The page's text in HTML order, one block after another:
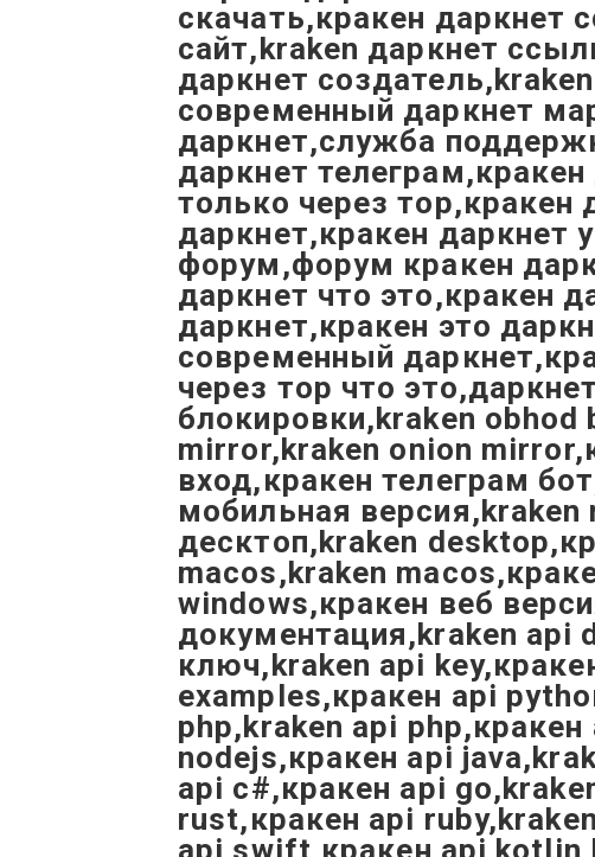
скачать,кракен даркнет
сайт,kraken даркнет
даркнет
современный даркнет
даркнет,служба
даркнет
только через тор,кракен
даркнет,кракен даркнет
форум,форум кракен
даркнет что это,кракен
даркнет,кракен это
современный
через тор что
блокировки,kraken
mirror,kraken onion
вход,кракен телеграм
мобильная
десктоп,kraken
macos,kraken
windows,кракен веб
документация,kraken api
ключ,kraken api
examples,кракен api
php,kraken api
nodejs,кракен api
api c#,кракен api
rust,кракен api
api swift,кракен api